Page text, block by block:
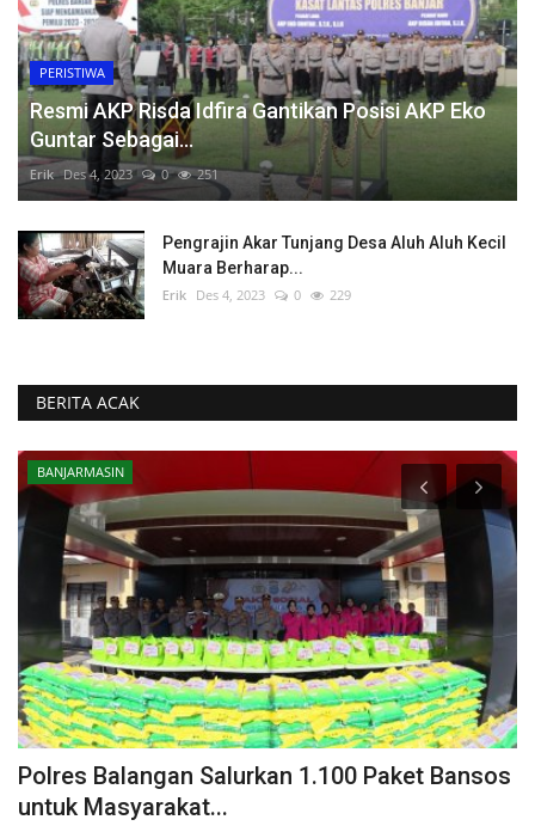
PERISTIWA
Resmi AKP Risda Idfira Gantikan Posisi AKP Eko
Guntar Sebagai...
Erik Des 4, 2023 0 251
Pengrajin Akar Tunjang Desa Aluh Aluh Kecil
Muara Berharap...
Erik Des 4, 2023 0 229
BERITA ACAK
KRIMINAL
Tantangan Berujung Maut, Pria Sungai Tiung
Tewas Tubuh...